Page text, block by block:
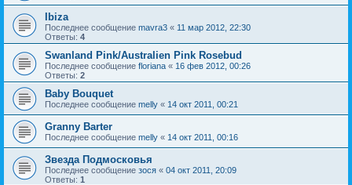
Ibiza
Последнее сообщение mavra3 « 11 мар 2012, 22:30
Ответы: 4
Swanland Pink/Australien Pink Rosebud
Последнее сообщение floriana « 16 фев 2012, 00:26
Ответы: 2
Baby Bouquet
Последнее сообщение melly « 14 окт 2011, 00:21
Granny Barter
Последнее сообщение melly « 14 окт 2011, 00:16
Звезда Подмосковья
Последнее сообщение зося « 04 окт 2011, 20:09
Ответы: 1